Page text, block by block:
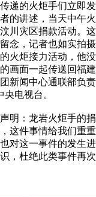
递的火炬手们立即
的讲述，当天中午
川灾区捐款活动。
念，记者也如实拍
火炬接力活动，他
画面一起传送回福
新闻中心通联部负
电视台。
明：龙岩火炬手的
这件事情给我们重
对这一事件的发生
，杜绝此类事件再